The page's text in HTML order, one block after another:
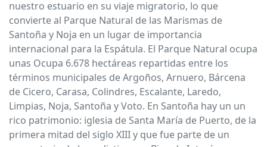
nuestro estuario en su viaje migratorio, lo que
convierte al Parque Natural de las Marismas de
Santoña y Noja en un lugar de importancia
internacional para la Espátula. El Parque Natural ocupa
unas Ocupa 6.678 hectáreas repartidas entre los
términos municipales de Argoños, Arnuero, Bárcena
de Cicero, Carasa, Colindres, Escalante, Laredo,
Limpias, Noja, Santoña y Voto. En Santoña hay un un
rico patrimonio: iglesia de Santa María de Puerto, de la
primera mitad del siglo XIII y que fue parte de un